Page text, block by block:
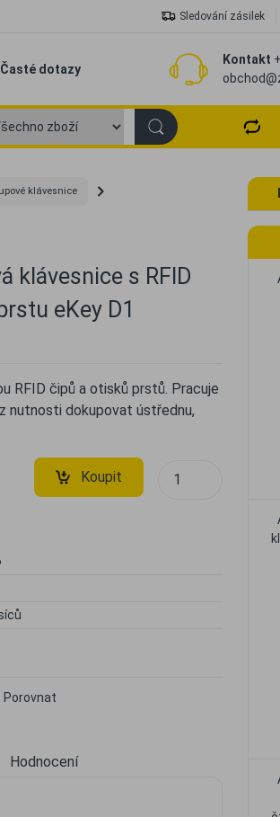
Sledování zásilek
Časté dotazy
Kontakt
klávesnice
klávesnice s RFID
eKey D1
RFID čipů a otisků prstů. Pracuje
nutnosti dokupovat ústřednu,
Koupit
Porovnat
Hodnocení